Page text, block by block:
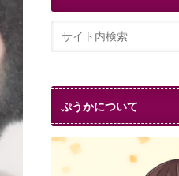
ぷうかについて